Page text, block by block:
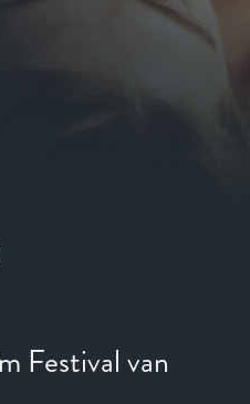
Festival van